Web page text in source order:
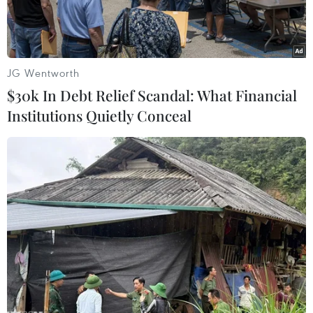
Ngư dân chuẩn bị ngư lưới cụ ra khơi tại cảng Lý Sơn. (Ảnh:
Lâm Khánh/TTXVN)
Chỉ còn ít ngày nữa, huyện đảo Lý Sơn (Quảng
Ngãi) sẽ hòa vào lưới điện quốc gia. Người dân
nơi đây thể hiện niềm vui bằng không khí mua
JG Wentworth
$30k In Debt Relief Scandal: What Financial
Institutions Quietly Conceal